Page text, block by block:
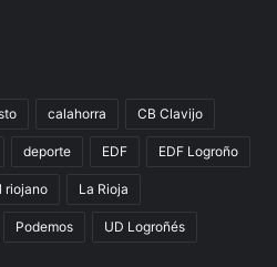
calahorra CB Clavijo
deporte EDF EDF Logroño
riojano La Rioja
Podemos UD Logroñés